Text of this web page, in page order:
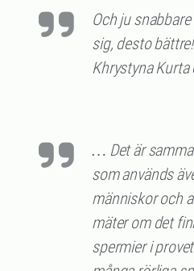
Och ju
sig, desto
Khrystyna
… Det är
som används
människor och
mäter om det
spermier i